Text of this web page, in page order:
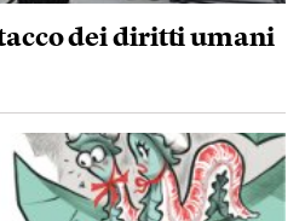
dei diritti umani